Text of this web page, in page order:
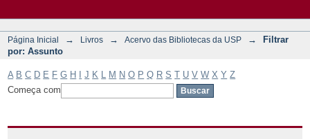
Página Inicial → Livros → Acervo das Bibliotecas da USP →
Filtrar
por: Assunto
A B C D E F G H J K M N O P Q R S T U V W X Y Z
Começa com